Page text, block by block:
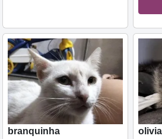
branquinha
olivia